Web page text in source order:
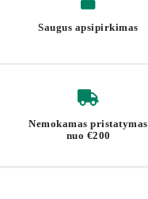
Saugus apsipirkimas
Nemokamas pristatymas
nuo €200